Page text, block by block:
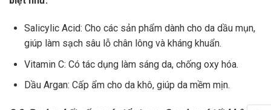
Salicylic Acid: Cho các sản phẩm dành cho da dầu mụn,
giúp làm sạch sâu lỗ chân lông và kháng khuẩn.
Vitamin C: Có tác dụng làm sáng da, chống oxy hóa.
Dầu Argan: Cấp ẩm cho da khô, giúp da mềm mịn.